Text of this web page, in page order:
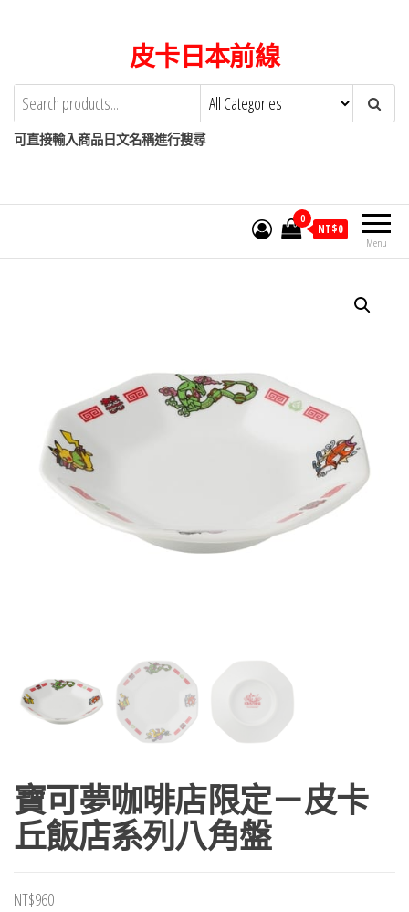
content
皮卡日本前線
可直接輸入商品日文名稱進行搜尋
Menu
0
NT$0
寶可夢咖啡店限定－皮卡
丘飯店系列八角盤
NT$960